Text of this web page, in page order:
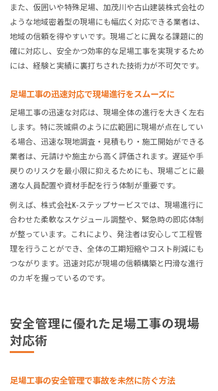
また、仮囲いや特殊足場、加茂川や古山建装株式会社の
ような地域密着型の現場にも幅広く対応できる業者は、
地域の信頼を得やすいです。現場ごとに異なる課題に的
確に対応し、安全かつ効率的な足場工事を実現するため
には、経験と実績に裏打ちされた技術力が不可欠です。
足場工事の迅速対応で現場進行をスムーズに
足場工事の迅速な対応は、現場全体の進行を大きく左右
します。特に茨城県のように広範囲に現場が点在してい
る場合、迅速な現地調査・見積もり・施工開始ができる
業者は、元請けや施主から高く評価されます。遅延や手
戻りのリスクを最小限に抑えるためにも、現場ごとに最
適な人員配置や資材手配を行う体制が重要です。
例えば、株式会社K-ステップサービスでは、現場進行に
合わせた柔軟なスケジュール調整や、緊急時の即応体制
が整っています。これにより、発注者は安心して工程管
理を行うことができ、全体の工期短縮やコスト削減にも
つながります。迅速対応が現場の信頼構築と円滑な進行
のカギを握っているのです。
安全管理に優れた足場工事の現場
対応術
足場工事の安全管理で事故を未然に防ぐ方法